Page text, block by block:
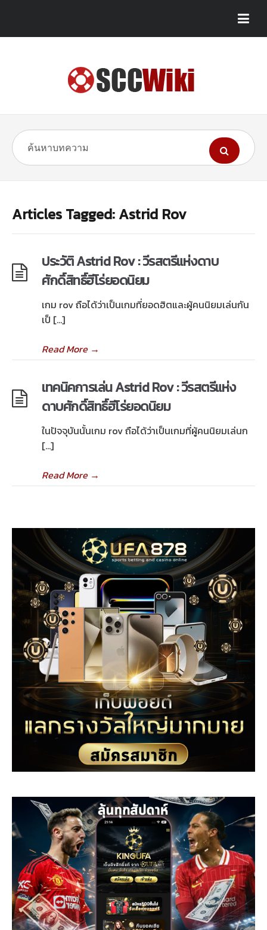
Articles Tagged: Astrid Rov
ประวัติ Astrid Rov : วีรสตรีแห่งดาบ
ศักดิ์สิทธิ์ฮีโร่ยอดนิยม
เกม rov ถือได้ว่าเป็นเกมที่ยอดฮิตและผู้คนนิยมเล่นกัน
เป็ […]
Read More→
เทคนิคการเล่น Astrid Rov : วีรสตรีแห่ง
ดาบศักดิ์สิทธิ์ฮีโร่ยอดนิยม
ในปัจจุบันนั้นเกม rov ถือได้ว่าเป็นเกมที่ผู้คนนิยมเล่นก
[…]
Read More→